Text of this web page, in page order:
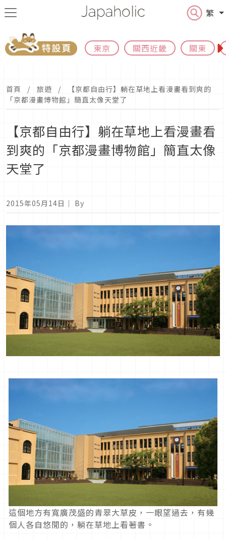
繁
東京 關西近畿 關東
首頁 旅遊
【京都自由行】躺在草地上看漫畫看到爽的
「京都漫畫博物館」簡直太像天堂了
【京都自由行】躺在草地上看漫畫看
到爽的「京都漫畫博物館」簡直太像
天堂了
2015年05月14日 ｜ By
這個地方有寬廣茂盛的青翠大草皮，一眼望過去，有幾
個人各自悠閒的，躺在草地上看著書。